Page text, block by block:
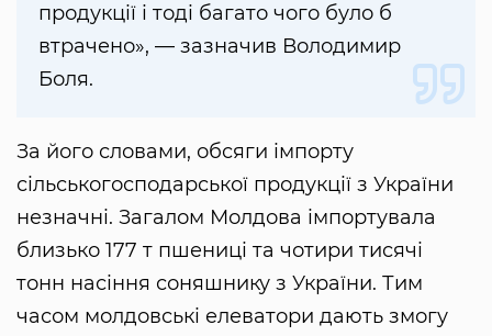
продукції і тоді багато чого було б
втрачено», — зазначив Володимир
Боля.
За його словами, обсяги імпорту
сільськогосподарської продукції з України
незначні. Загалом Молдова імпортувала
близько 177 т пшениці та чотири тисячі
тонн насіння соняшнику з України. Тим
часом молдовські елеватори дають змогу